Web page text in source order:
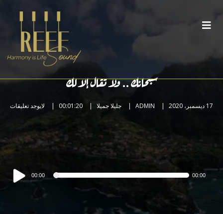
سبحانك .. ولا تقال إلا لك
17 ديسمبر، 2020 ADMIN جليلا جميلا 00:01:20 لايوجد تعليقات
مشغل
الصوت
00:00 00:00